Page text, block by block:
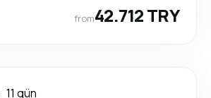
from42.712 TRY
11 gün